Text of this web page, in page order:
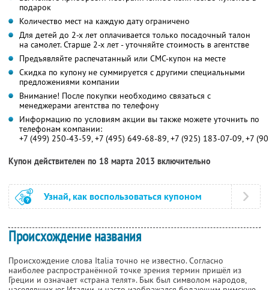
подарок
Количество мест на каждую дату ограничено
Для детей до 2-х лет оплачивается только посадочный талон
на самолет. Старше 2-х лет - уточняйте стоимость в агентстве
Предъявляйте распечатанный или СМС-купон на месте
Скидка по купону не суммируется с другими специальными
предложениями компании
Внимание! После покупки необходимо связаться с
менеджерами агентства по телефону
Информацию по условиям акции вы также можете уточнить по
телефонам компании:
+7 (499) 250-43-59, +7 (495) 649-68-89, +7 (925) 183-07-09, +7
Купон действителен по 18 марта 2013 включительно
Узнай, как воспользоваться купоном
Происхождение названия
Происхождение слова Italia точно не известно. Согласно
наиболее распространённой точке зрения термин пришёл из
Греции и означает «страна телят». Бык был символом народов,